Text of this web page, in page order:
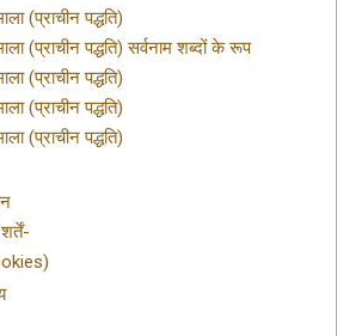
(प्राचीन पद्धति)
(प्राचीन पद्धति) सर्वनाम शब्दों के रूप
(प्राचीन पद्धति)
(प्राचीन पद्धति)
(प्राचीन पद्धति)